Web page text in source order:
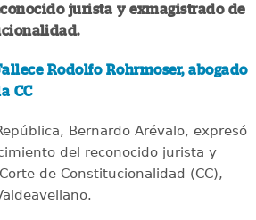
jurista y exmagistrado de
Rodolfo Rohrmoser, abogado
CC
Bernardo Arévalo, expresó
del reconocido jurista y
de Constitucionalidad (CC),